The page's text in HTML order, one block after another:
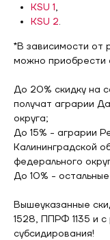
KSU 1,
KSU 2.
*В зависимости от
можно приобрести
До 20% скидку на
получат аграрии
округа;
До 15% - аграрии
Калининградской
федерального
До 10% - остальные
Вышеуказанные
1528, ППРФ 1135 и
субсидирования!